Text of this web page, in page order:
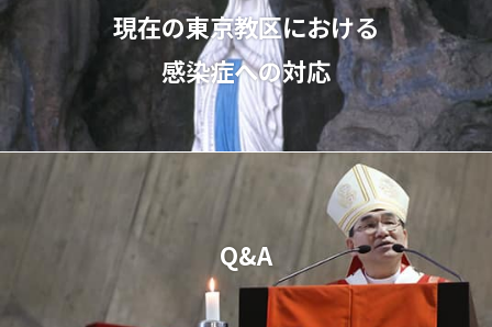
現在の東京教区における
感染症への対応
Q&A